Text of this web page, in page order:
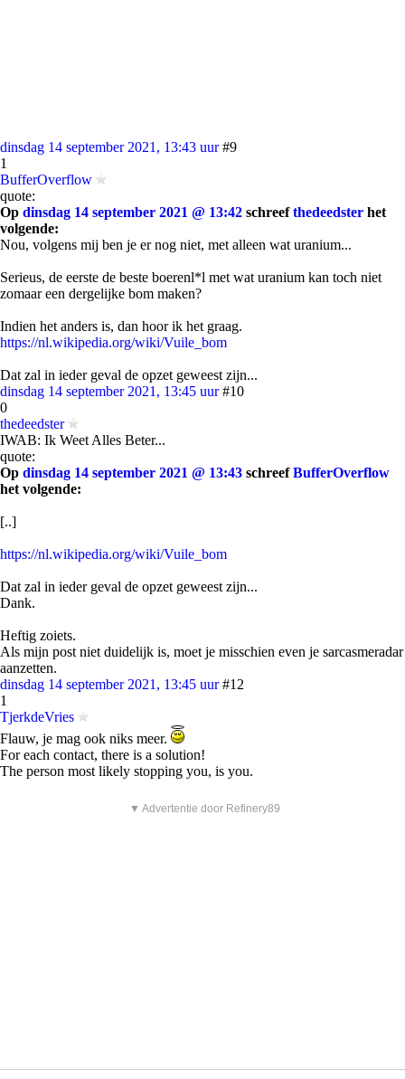
dinsdag 14 september 2021, 13:43 uur #9
1
BufferOverflow
quote:
Op dinsdag 14 september 2021 @ 13:42 schreefthedeedster het
volgende:
Nou, volgens mij ben je er nog niet, met alleen wat uranium...
Serieus, de eerste de beste boerenl*l met wat uranium kan toch niet
zomaar een dergelijke bom maken?
Indien het anders is, dan hoor ik het graag.
https://nl.wikipedia.org/wiki/Vuile_bom
Dat zal in ieder geval de opzet geweest zijn...
dinsdag 14 september 2021, 13:45 uur #10
0
thedeedster
IWAB: Ik Weet Alles Beter...
quote:
Op dinsdag 14 september 2021 @ 13:43 schreefBufferOverflow
het volgende:
[..]
https://nl.wikipedia.org/wiki/Vuile_bom
Dat zal in ieder geval de opzet geweest zijn...
Dank.
Heftig zoiets.
Als mijn post niet duidelijk is, moet je misschien even je sarcasmeradar
aanzetten.
dinsdag 14 september 2021, 13:45 uur #12
1
TjerkdeVries
Flauw, je mag ook niks meer.
For each contact, there is a solution!
The person most likely stopping you, is you.
▼ Advertentie door Refinery89